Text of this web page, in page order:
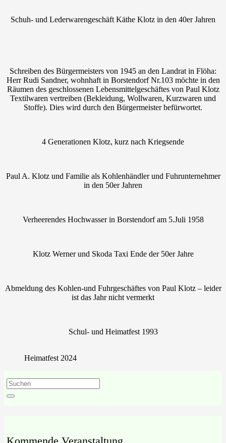
Schuh- und Lederwarengeschäft Käthe Klotz in den 40er Jahren
Schreiben des Bürgermeisters von 1945 an den Landrat in Flöha:
Herr Rudi Sandner, wohnhaft in Borstendorf Nr.103 möchte in den
Räumen des geschlossenen Lebensmittelgeschäftes von Paul Klotz
Textilwaren vertreiben (Bekleidung, Wollwaren, Kurzwaren und
Stoffe). Dies wird durch den Bürgermeister befürwortet.
4 Generationen Klotz, kurz nach Kriegsende
Paul A. Klotz und Familie als Kohlenhändler und Fuhrunternehmer
in den 50er Jahren
Verheerendes Hochwasser in Borstendorf am 5.Juli 1958
Klotz Werner und Skoda Taxi Ende der 50er Jahre
Abmeldung des Kohlen-und Fuhrgeschäftes von Paul Klotz – leider
ist das Jahr nicht vermerkt
Schul- und Heimatfest 1993
Heimatfest 2024